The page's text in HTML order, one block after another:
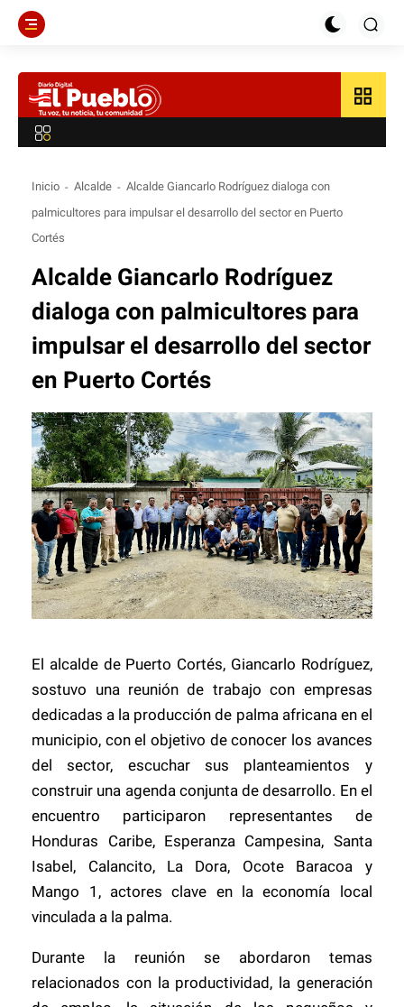
grid_view
Inicio Alcalde
Alcalde Giancarlo Rodríguez dialoga con
palmicultores para impulsar el desarrollo del sector en Puerto
Cortés
Alcalde Giancarlo Rodríguez
dialoga con palmicultores para
impulsar el desarrollo del sector
en Puerto Cortés
El alcalde de Puerto Cortés, Giancarlo Rodríguez,
sostuvo una reunión de trabajo con empresas
dedicadas a la producción de palma africana en el
municipio, con el objetivo de conocer los avances
del sector, escuchar sus planteamientos y
construir una agenda conjunta de desarrollo. En el
encuentro participaron representantes de
Honduras Caribe, Esperanza Campesina, Santa
Isabel, Calancito, La Dora, Ocote Baracoa y
Mango 1, actores clave en la economía local
vinculada a la palma.
Durante la reunión se abordaron temas
relacionados con la productividad, la generación